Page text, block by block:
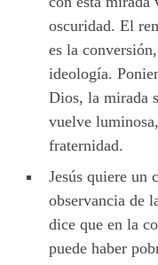
oscuridad. El
es la
ideología.
Dios, la mirada
vuelve
fraternidad.
Jesús quiere un
observancia de
dice que en la
puede haber